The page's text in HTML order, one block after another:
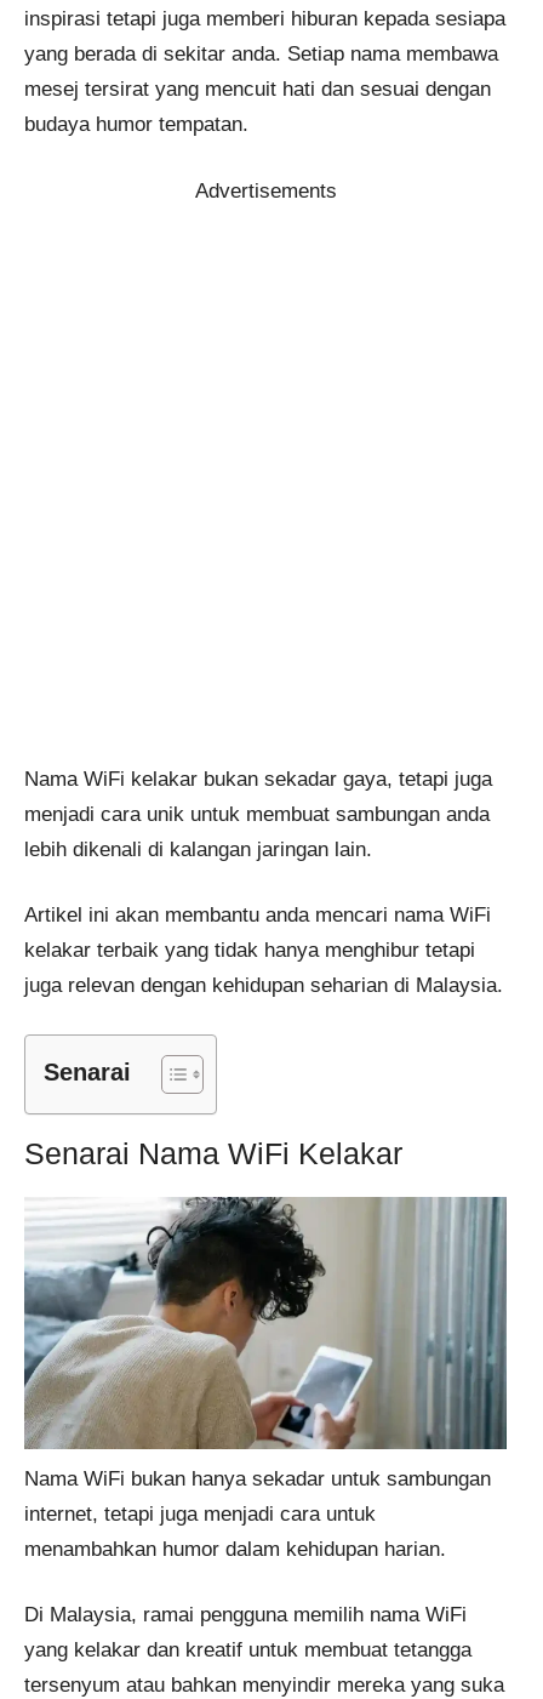
inspirasi tetapi juga memberi hiburan kepada sesiapa
yang berada di sekitar anda. Setiap nama membawa
mesej tersirat yang mencuit hati dan sesuai dengan
budaya humor tempatan.
Advertisements
Nama WiFi kelakar bukan sekadar gaya, tetapi juga
menjadi cara unik untuk membuat sambungan anda
lebih dikenali di kalangan jaringan lain.
Artikel ini akan membantu anda mencari nama WiFi
kelakar terbaik yang tidak hanya menghibur tetapi
juga relevan dengan kehidupan seharian di Malaysia.
Senarai
Senarai Nama WiFi Kelakar
Nama WiFi bukan hanya sekadar untuk sambungan
internet, tetapi juga menjadi cara untuk
menambahkan humor dalam kehidupan harian.
Di Malaysia, ramai pengguna memilih nama WiFi
yang kelakar dan kreatif untuk membuat tetangga
tersenyum atau bahkan menyindir mereka yang suka